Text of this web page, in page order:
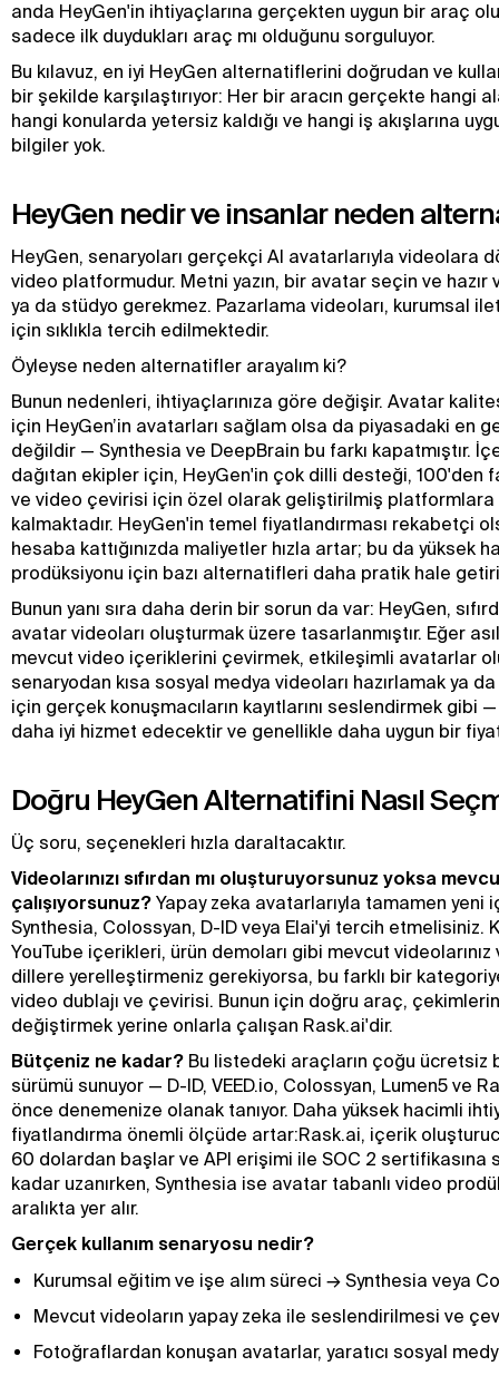
anda HeyGen'in ihtiyaçlarına gerçekten uygun bir araç
sadece ilk duydukları araç mı olduğunu sorguluyor.
Bu kılavuz, en iyi HeyGen alternatiflerini doğrudan ve
bir şekilde karşılaştırıyor: Her bir aracın gerçekte hangi
hangi konularda yetersiz kaldığı ve hangi iş akışlarına
bilgiler yok.
HeyGen nedir ve insanlar neden
HeyGen, senaryoları gerçekçi AI avatarlarıyla videolara
video platformudur. Metni yazın, bir avatar seçin ve hazır
ya da stüdyo gerekmez. Pazarlama videoları, kurumsal
için sıklıkla tercih edilmektedir.
Öyleyse neden alternatifler arayalım ki?
Bunun nedenleri, ihtiyaçlarınıza göre değişir. Avatar
için HeyGen’in avatarları sağlam olsa da piyasadaki en
değildir — Synthesia ve DeepBrain bu farkı kapatmıştır.
dağıtan ekipler için, HeyGen'in çok dilli desteği, 100'den
ve video çevirisi için özel olarak geliştirilmiş platformlara
kalmaktadır. HeyGen'in temel fiyatlandırması rekabetçi
hesaba kattığınızda maliyetler hızla artar; bu da yüksek
prodüksiyonu için bazı alternatifleri daha pratik hale
Bunun yanı sıra daha derin bir sorun da var: HeyGen,
avatar videoları oluşturmak üzere tasarlanmıştır. Eğer
mevcut video içeriklerini çevirmek, etkileşimli avatarlar
senaryodan kısa sosyal medya videoları hazırlamak ya
için gerçek konuşmacıların kayıtlarını seslendirmek gibi
daha iyi hizmet edecektir ve genellikle daha uygun bir
Doğru HeyGen Alternatifini Nasıl
Üç soru, seçenekleri hızla daraltacaktır.
Videolarınızı sıfırdan mı oluşturuyorsunuz yoksa
çalışıyorsunuz? Yapay zeka avatarlarıyla tamamen yeni
Synthesia, Colossyan, D-ID veya Elai'yi tercih etmelisiniz.
YouTube içerikleri, ürün demoları gibi mevcut
dillere yerelleştirmeniz gerekiyorsa, bu farklı bir
video dublajı ve çevirisi. Bunun için doğru araç,
değiştirmek yerine onlarla çalışan Rask.ai'dir.
Bütçeniz ne kadar? Bu listedeki araçların çoğu ücretsiz
sürümü sunuyor — D-ID, VEED.io, Colossyan, Lumen5 ve
önce denemenize olanak tanıyor. Daha yüksek hacimli
fiyatlandırma önemli ölçüde artar:Rask.ai, içerik
60 dolardan başlar ve API erişimi ile SOC 2 sertifikasına
kadar uzanırken, Synthesia ise avatar tabanlı video
aralıkta yer alır.
Gerçek kullanım senaryosu nedir?
Kurumsal eğitim ve işe alım süreci → Synthesia veya
Mevcut videoların yapay zeka ile seslendirilmesi ve
Fotoğraflardan konuşan avatarlar, yaratıcı sosyal